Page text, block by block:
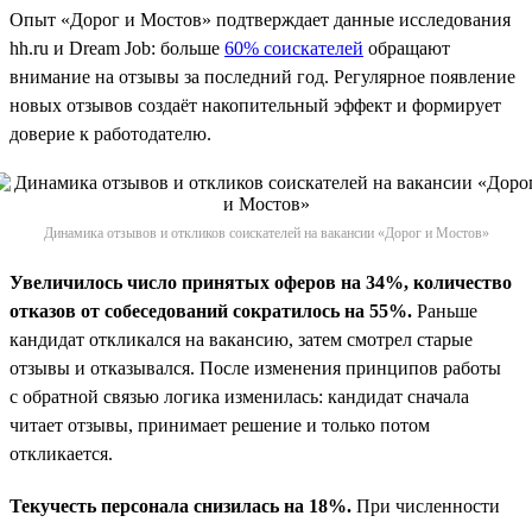
Опыт «Дорог и Мостов» подтверждает данные исследования
hh.ru и Dream Job: больше 60% соискателей обращают
внимание на отзывы за последний год. Регулярное появление
новых отзывов создаёт накопительный эффект и формирует
доверие к работодателю.
Динамика отзывов и откликов соискателей на вакансии «Дорог и Мостов»
Увеличилось число принятых оферов на 34%, количество
отказов от собеседований сократилось на 55%. Раньше
кандидат откликался на вакансию, затем смотрел старые
отзывы и отказывался. После изменения принципов работы
с обратной связью логика изменилась: кандидат сначала
читает отзывы, принимает решение и только потом
откликается.
Текучесть персонала снизилась на 18%. При численности